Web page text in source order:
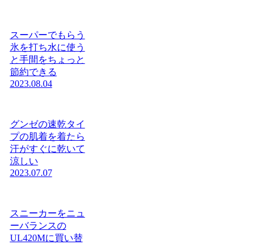
スーパーでもらう
氷を打ち水に使う
と手間をちょっと
節約できる
2023.08.04
グンゼの速乾タイ
プの肌着を着たら
汗がすぐに乾いて
涼しい
2023.07.07
スニーカーをニュ
ーバランスの
UL420Mに買い替